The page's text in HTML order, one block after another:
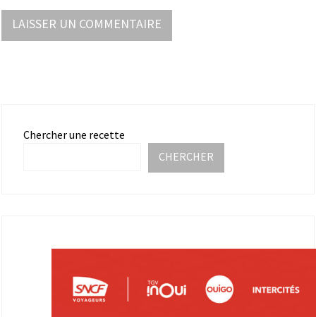
Chercher une recette
CHERCHER